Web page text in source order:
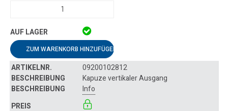
ZUM WARENKORB HINZUFÜGEN
09200102812
Kapuze vertikaler Ausgang
Info